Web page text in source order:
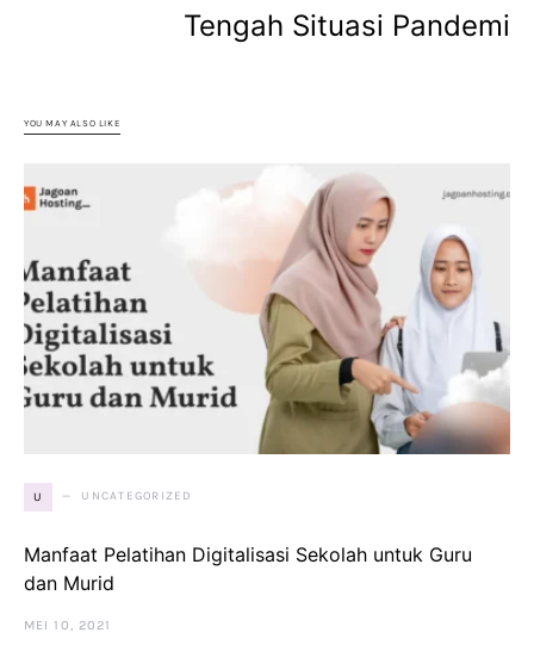
Tengah Situasi Pandemi
YOU MAY ALSO LIKE
U UNCATEGORIZED
Manfaat Pelatihan Digitalisasi Sekolah untuk Guru
dan Murid
MEI 10, 2021